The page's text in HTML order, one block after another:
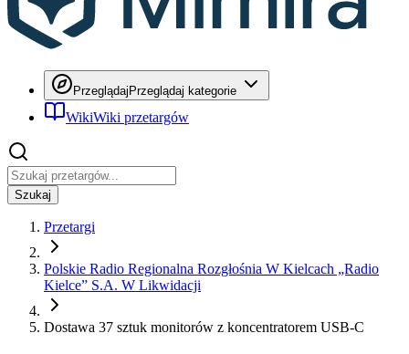
PrzeglądajPrzeglądaj kategorie
WikiWiki przetargów
Szukaj
Przetargi
Polskie Radio Regionalna Rozgłośnia W Kielcach „Radio
Kielce” S.A. W Likwidacji
Dostawa 37 sztuk monitorów z koncentratorem USB-C